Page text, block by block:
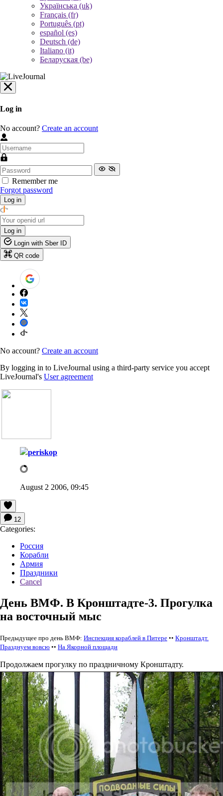
Українська (uk)
Français (fr)
Português (pt)
español (es)
Deutsch (de)
Italiano (it)
Беларуская (be)
Log in
No account? Create an account
Remember me
Forgot password
Log in
Log in
Login with Sber ID
QR code
No account? Create an account
By logging in to LiveJournal using a third-party service you accept
LiveJournal's User agreement
periskop
August 2 2006, 09:45
12
Categories:
Россия
Корабли
Армия
Праздники
Cancel
День ВМФ. В Кронштадте-3. Прогулка
на восточный мыс
Предыдущее про день ВМФ: Инспекция кораблей в Питере •• Кронштадт.
Празднуем вовсю •• На Якорной площади
Продолжаем прогулку по праздничному Кронштадту.